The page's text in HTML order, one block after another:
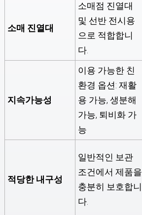
소매 진열대
소매점 진열대
및 선반 전시용
으로 적합합니
다.
지속가능성
이용 가능한 친
환경 옵션: 재활
용 가능, 생분해
가능, 퇴비화 가
능
적당한 내구성
일반적인 보관
조건에서 제품을
충분히 보호합니
다.